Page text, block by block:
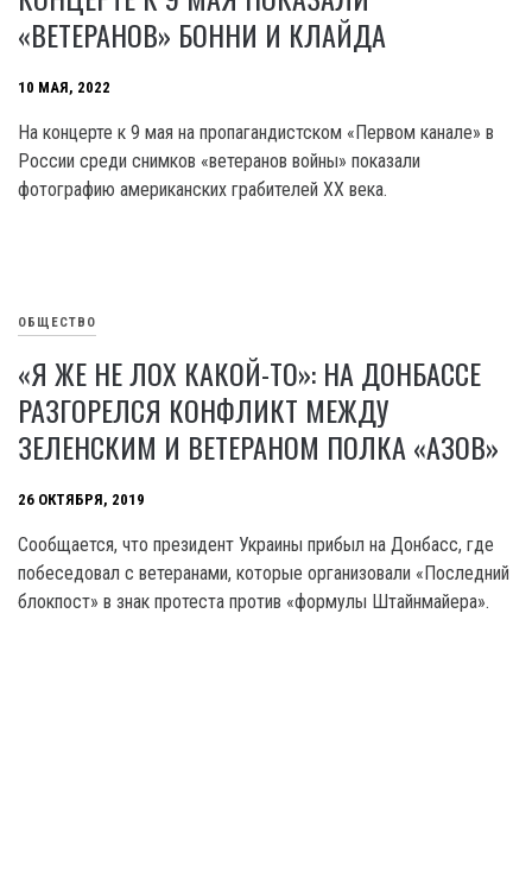
«ВЕТЕРАНОВ» БОННИ И КЛАЙДА
10 МАЯ, 2022
На концерте к 9 мая на пропагандистском «Первом канале» в
России среди снимков «ветеранов войны» показали
фотографию американских грабителей ХХ века.
ОБЩЕСТВО
«Я ЖЕ НЕ ЛОХ КАКОЙ-ТО»: НА ДОНБАССЕ
РАЗГОРЕЛСЯ КОНФЛИКТ МЕЖДУ
ЗЕЛЕНСКИМ И ВЕТЕРАНОМ ПОЛКА «АЗОВ»
26 ОКТЯБРЯ, 2019
Сообщается, что президент Украины прибыл на Донбасс, где
побеседовал с ветеранами, которые организовали «Последний
блокпост» в знак протеста против «формулы Штайнмайера».